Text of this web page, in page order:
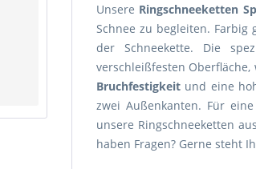
Unsere Ringschneeketten
Schnee zu begleiten.
der Schneekette. Die
verschleißfesten
Bruchfestigkeit und eine
zwei Außenkanten. Für
unsere Ringschneeketten
haben Fragen? Gerne steht